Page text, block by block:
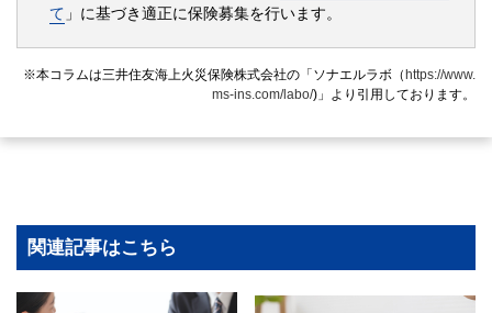
て 」に基づき適正に保険募集を行います。
※本コラムは三井住友海上火災保険株式会社の「ソナエルラボ（ https://www.
ms-ins.com/labo/)」より引用しております。
関連記事はこちら